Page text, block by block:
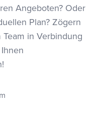
Angeboten? Oder
Plan? Zögern
in Verbindung